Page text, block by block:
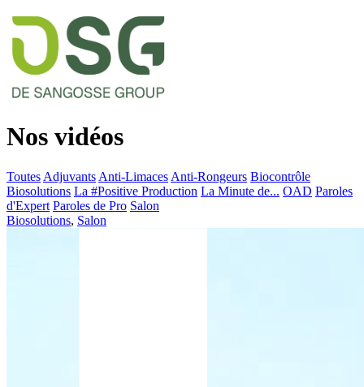
Nos vidéos
Toutes Adjuvants Anti-Limaces Anti-Rongeurs Biocontrôle
Biosolutions La #Positive Production La Minute de... OAD Paroles
d'Expert Paroles de Pro Salon
Biosolutions, Salon